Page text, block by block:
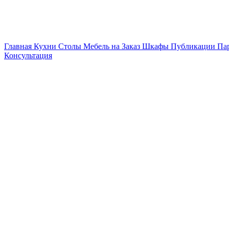
Главная Кухни Столы Мебель на Заказ Шкафы Публикации
Консультация